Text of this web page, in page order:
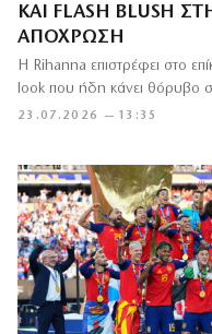
ΚΑΙ FLASH BLUSH
ΑΠΌΧΡΩΣΗ
23.07.2026 — 13:35
Η Rihanna επιστρέφει στο
look που ήδη κάνει θόρυβο